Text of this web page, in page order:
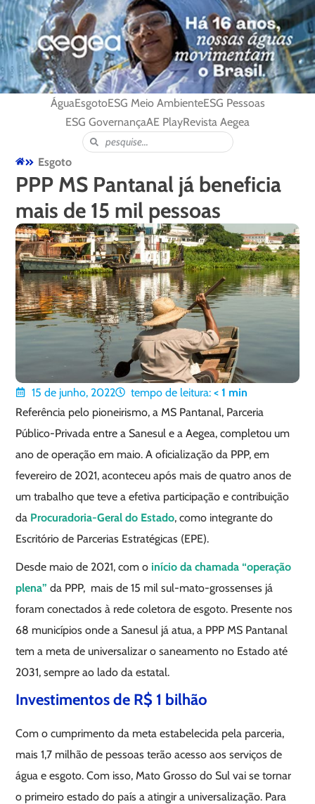
ÁguaEsgotoESG Meio AmbienteESG Pessoas
ESG GovernançaAE PlayRevista Aegea
Esgoto
PPP MS Pantanal já beneficia
mais de 15 mil pessoas
15 de junho, 2022 tempo de leitura: < 1 min
Referência pelo pioneirismo, a MS Pantanal, Parceria
Público-Privada entre a Sanesul e a Aegea, completou um
ano de operação em maio. A oficialização da PPP, em
fevereiro de 2021, aconteceu após mais de quatro anos de
um trabalho que teve a efetiva participação e contribuição
da Procuradoria-Geral do Estado, como integrante do
Escritório de Parcerias Estratégicas (EPE).
Desde maio de 2021, com o início da chamada “operação
plena” da PPP, mais de 15 mil sul-mato-grossenses já
foram conectados à rede coletora de esgoto. Presente nos
68 municípios onde a Sanesul já atua, a PPP MS Pantanal
tem a meta de universalizar o saneamento no Estado até
2031, sempre ao lado da estatal.
Investimentos de R$ 1 bilhão
Com o cumprimento da meta estabelecida pela parceria,
mais 1,7 milhão de pessoas terão acesso aos serviços de
água e esgoto. Com isso, Mato Grosso do Sul vai se tornar
o primeiro estado do país a atingir a universalização. Para